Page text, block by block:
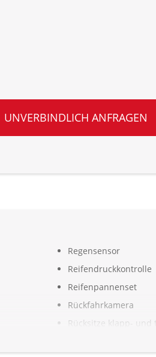
UNVERBINDLICH ANFRAGEN
Regensensor
Reifendruckkontrolle
Reifenpannenset
Rückfahrkamera
Rücksitze klapp- und